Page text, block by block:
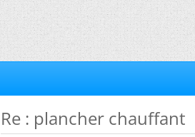
Re : plancher chauffant